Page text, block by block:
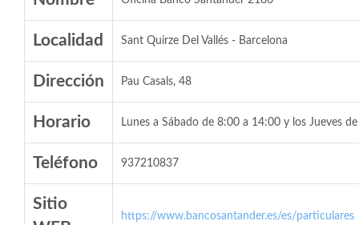
Localidad Sant Quirze Del Vallés - Barcelona
Dirección Pau Casals, 48
Horario Lunes a Sábado de 8:00 a 14:00 y los Jueves
Teléfono 937210837
Sitio
https://www.bancosantander.es/es/particulares